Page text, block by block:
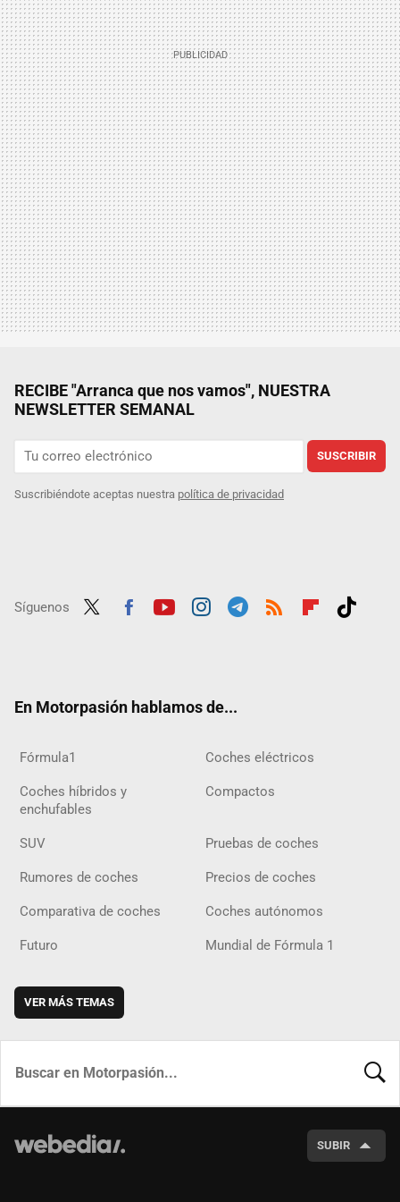
RECIBE "Arranca que nos vamos", NUESTRA
NEWSLETTER SEMANAL
SUSCRIBIR
Suscribiéndote aceptas nuestra política de privacidad
Síguenos
En Motorpasión hablamos de...
Fórmula1 Coches eléctricos
Coches híbridos y
enchufables
Compactos
SUV Pruebas de coches
Rumores de coches Precios de coches
Comparativa de coches Coches autónomos
Futuro Mundial de Fórmula 1
VER MÁS TEMAS
SUBIR